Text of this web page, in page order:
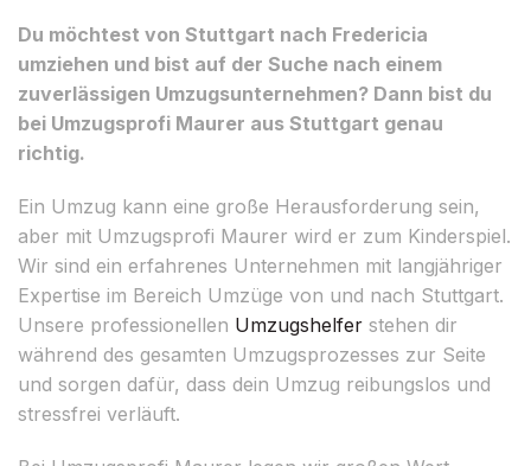
Du möchtest von Stuttgart nach Fredericia
umziehen und bist auf der Suche nach einem
zuverlässigen Umzugsunternehmen? Dann bist du
bei Umzugsprofi Maurer aus Stuttgart genau
richtig.
Ein Umzug kann eine große Herausforderung sein,
aber mit Umzugsprofi Maurer wird er zum Kinderspiel.
Wir sind ein erfahrenes Unternehmen mit langjähriger
Expertise im Bereich Umzüge von und nach Stuttgart.
Unsere professionellen Umzugshelfer stehen dir
während des gesamten Umzugsprozesses zur Seite
und sorgen dafür, dass dein Umzug reibungslos und
stressfrei verläuft.